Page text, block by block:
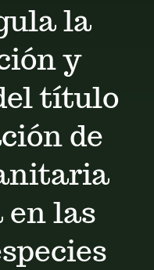
la
y
título
de
en las